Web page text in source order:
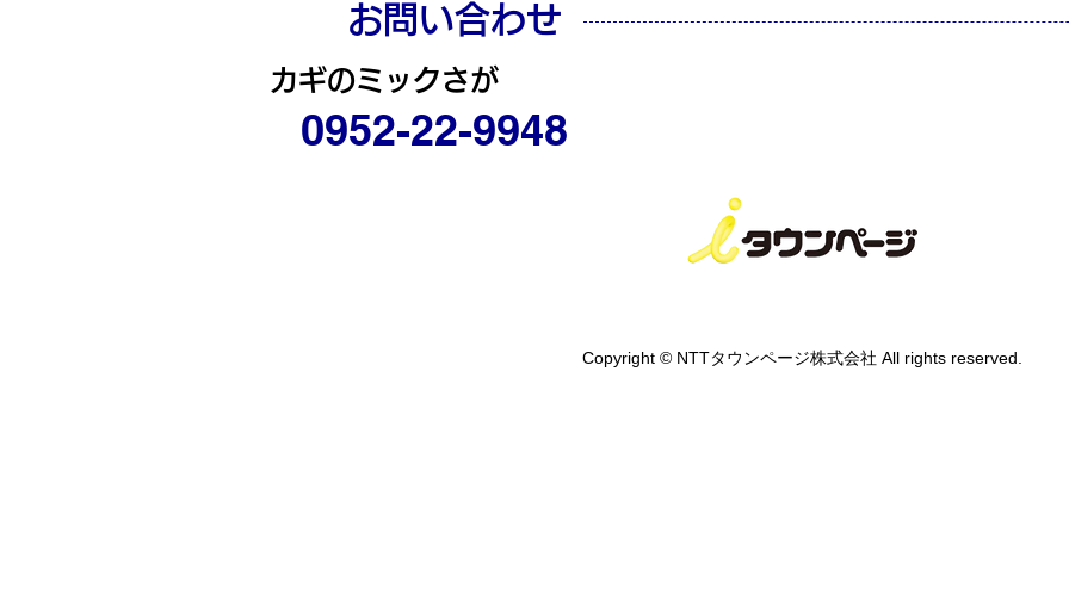
お問い合わせ
カギのミックさが
0952-22-9948
Copyright © NTTタウンページ株式会社 All rights reserved.